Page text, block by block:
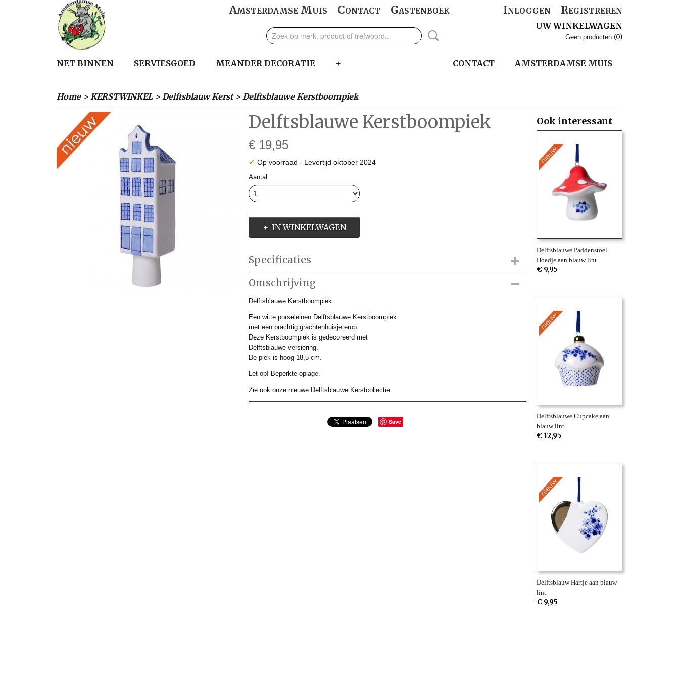
Amsterdamse Muis Contact Gastenboek Inloggen Registreren
UW WINKELWAGEN
Geen producten (0)
AMSTERDAMSE MUIS
CONTACT
NET BINNEN SERVIESGOED MEANDER DECORATIE +
Home> KERSTWINKEL> Delftsblauw Kerst> Delftsblauwe Kerstboompiek
Delftsblauwe Kerstboompiek
€ 19,95
✓ Op voorraad - Levertijd oktober 2024
Aantal
IN WINKELWAGEN
Specificaties
Productcode
Productcode leverancier
Afmetingen (l,b,h)
Omschrijving
Delftsblauwe Kerstboompiek.
Een witte porseleinen Delftsblauwe Kerstboompiek
met een prachtig grachtenhuisje erop.
Deze Kerstboompiek is gedecoreerd met
Delftsblauwe versiering.
De piek is hoog 18,5 cm.
Let op! Beperkte oplage.
Zie ook onze nieuwe Delftsblauwe Kerstcollectie.
Save
Ook interessant
Delftsblauwe Paddenstoel
Hoedje aan blauw lint
€ 9,95
Delftsblauwe Cupcake aan
blauw lint
€ 12,95
Delftsblauw Hartje aan blauw
lint
€ 9,95